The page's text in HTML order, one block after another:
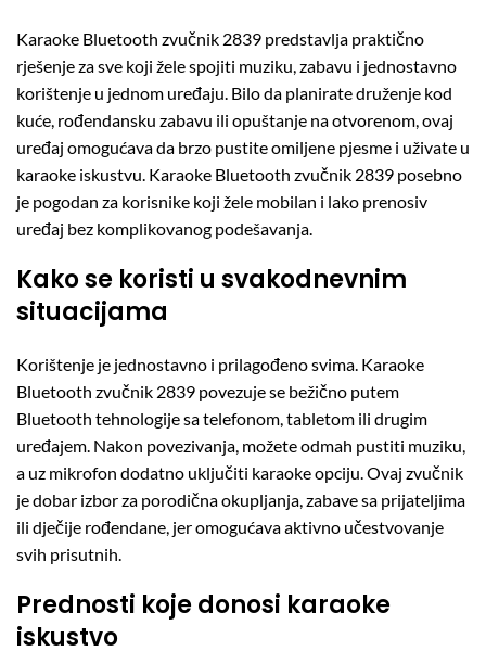
Karaoke Bluetooth zvučnik 2839 predstavlja praktično
rješenje za sve koji žele spojiti muziku, zabavu i jednostavno
korištenje u jednom uređaju. Bilo da planirate druženje kod
kuće, rođendansku zabavu ili opuštanje na otvorenom, ovaj
uređaj omogućava da brzo pustite omiljene pjesme i uživate u
karaoke iskustvu. Karaoke Bluetooth zvučnik 2839 posebno
je pogodan za korisnike koji žele mobilan i lako prenosiv
uređaj bez komplikovanog podešavanja.
Kako se koristi u svakodnevnim
situacijama
Korištenje je jednostavno i prilagođeno svima. Karaoke
Bluetooth zvučnik 2839 povezuje se bežično putem
Bluetooth tehnologije sa telefonom, tabletom ili drugim
uređajem. Nakon povezivanja, možete odmah pustiti muziku,
a uz mikrofon dodatno uključiti karaoke opciju. Ovaj zvučnik
je dobar izbor za porodična okupljanja, zabave sa prijateljima
ili dječije rođendane, jer omogućava aktivno učestvovanje
svih prisutnih.
Prednosti koje donosi karaoke
iskustvo